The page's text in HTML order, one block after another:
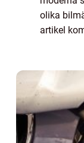
olika
artikel